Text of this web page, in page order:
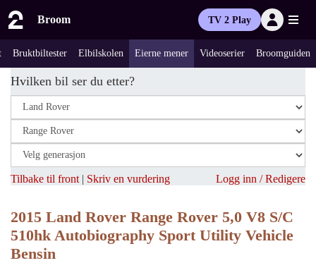
Broom TV 2 Play
Bruktbiltester Elbilskolen Eierne mener Videoserier Broomguiden
Hvilken bil ser du etter?
Tilbake til front | Skriv en vurdering Logg inn / Redigere
2015 Land Rover Range Rover 5,0 V8 S/C
510hk Autobiography Sport Utility Vehicle
Bensin